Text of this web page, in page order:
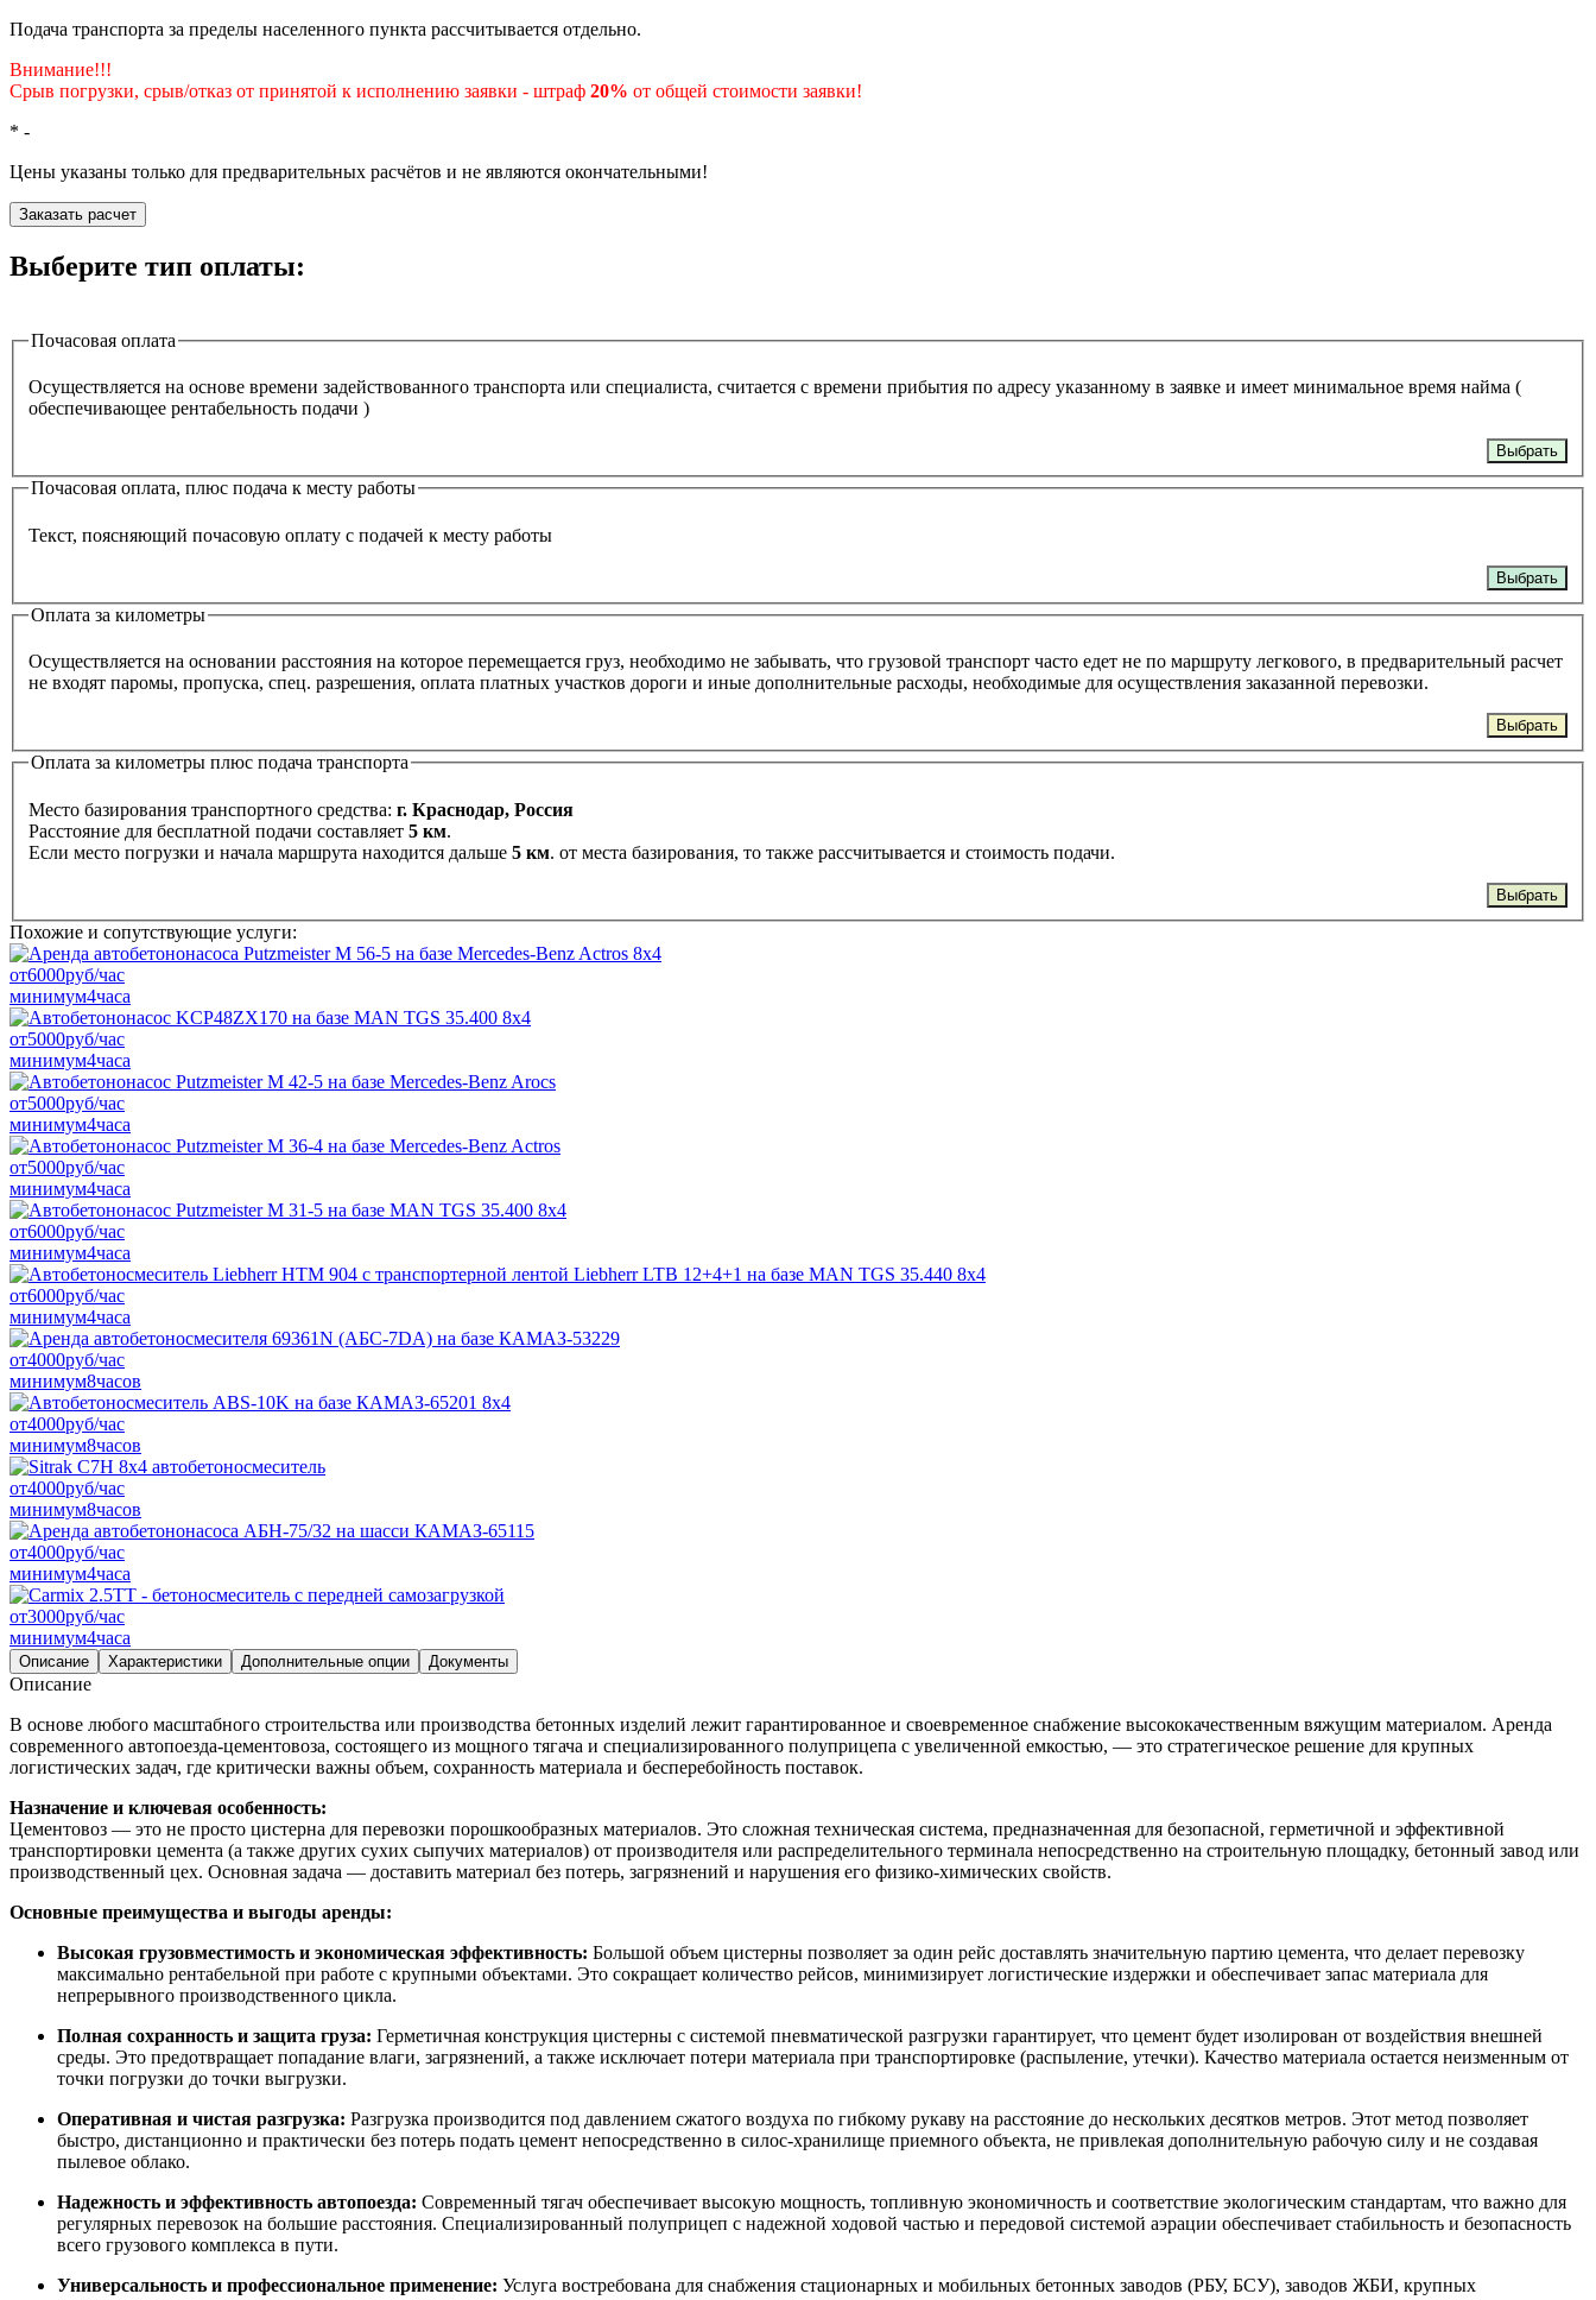
Подача транспорта за пределы населенного пункта рассчитывается отдельно.
Внимание!!!
Срыв погрузки, срыв/отказ от принятой к исполнению заявки - штраф 20% от общей стоимости заявки!
* -
Цены указаны только для предварительных расчётов и не являются окончательными!
Заказать расчет
Выберите тип оплаты:
Почасовая оплата
Осуществляется на основе времени задействованного транспорта или специалиста, считается с времени прибытия по адресу указанному в заявке и имеет минимальное время найма (
обеспечивающее рентабельность подачи )
Выбрать
Почасовая оплата, плюс подача к месту работы
Текст, поясняющий почасовую оплату с подачей к месту работы
Выбрать
Оплата за километры
Осуществляется на основании расстояния на которое перемещается груз, необходимо не забывать, что грузовой транспорт часто едет не по маршруту легкового, в предварительный расчет
не входят паромы, пропуска, спец. разрешения, оплата платных участков дороги и иные дополнительные расходы, необходимые для осуществления заказанной перевозки.
Выбрать
Оплата за километры плюс подача транспорта
Место базирования транспортного средства: г. Краснодар, Россия
Расстояние для бесплатной подачи составляет 5 км.
Если место погрузки и начала маршрута находится дальше 5 км. от места базирования, то также рассчитывается и стоимость подачи.
Выбрать
Похожие и сопутствующие услуги:
от6000руб/час
минимум4часа
от5000руб/час
минимум4часа
от5000руб/час
минимум4часа
от5000руб/час
минимум4часа
от6000руб/час
минимум4часа
от6000руб/час
минимум4часа
от4000руб/час
минимум8часов
от4000руб/час
минимум8часов
от4000руб/час
минимум8часов
от4000руб/час
минимум4часа
от3000руб/час
минимум4часа
Описание Характеристики Дополнительные опции Документы
Описание
В основе любого масштабного строительства или производства бетонных изделий лежит гарантированное и своевременное снабжение высококачественным вяжущим материалом. Аренда
современного автопоезда-цементовоза, состоящего из мощного тягача и специализированного полуприцепа с увеличенной емкостью, — это стратегическое решение для крупных
логистических задач, где критически важны объем, сохранность материала и бесперебойность поставок.
Назначение и ключевая особенность:
Цементовоз — это не просто цистерна для перевозки порошкообразных материалов. Это сложная техническая система, предназначенная для безопасной, герметичной и эффективной
транспортировки цемента (а также других сухих сыпучих материалов) от производителя или распределительного терминала непосредственно на строительную площадку, бетонный завод или
производственный цех. Основная задача — доставить материал без потерь, загрязнений и нарушения его физико-химических свойств.
Основные преимущества и выгоды аренды:
Высокая грузовместимость и экономическая эффективность: Большой объем цистерны позволяет за один рейс доставлять значительную партию цемента, что делает перевозку
максимально рентабельной при работе с крупными объектами. Это сокращает количество рейсов, минимизирует логистические издержки и обеспечивает запас материала для
непрерывного производственного цикла.
Полная сохранность и защита груза: Герметичная конструкция цистерны с системой пневматической разгрузки гарантирует, что цемент будет изолирован от воздействия внешней
среды. Это предотвращает попадание влаги, загрязнений, а также исключает потери материала при транспортировке (распыление, утечки). Качество материала остается неизменным от
точки погрузки до точки выгрузки.
Оперативная и чистая разгрузка: Разгрузка производится под давлением сжатого воздуха по гибкому рукаву на расстояние до нескольких десятков метров. Этот метод позволяет
быстро, дистанционно и практически без потерь подать цемент непосредственно в силос-хранилище приемного объекта, не привлекая дополнительную рабочую силу и не создавая
пылевое облако.
Надежность и эффективность автопоезда: Современный тягач обеспечивает высокую мощность, топливную экономичность и соответствие экологическим стандартам, что важно для
регулярных перевозок на большие расстояния. Специализированный полуприцеп с надежной ходовой частью и передовой системой аэрации обеспечивает стабильность и безопасность
всего грузового комплекса в пути.
Универсальность и профессиональное применение: Услуга востребована для снабжения стационарных и мобильных бетонных заводов (РБУ, БСУ), заводов ЖБИ, крупных